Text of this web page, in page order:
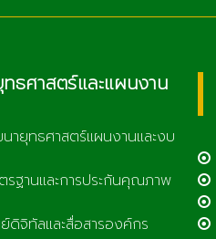
ธศาสตร์และแผนงาน
ยุทธศาสตร์แผนงานและงบ
รฐานและการประกันคุณภาพ
ดิจิทัลและสื่อสารองค์กร